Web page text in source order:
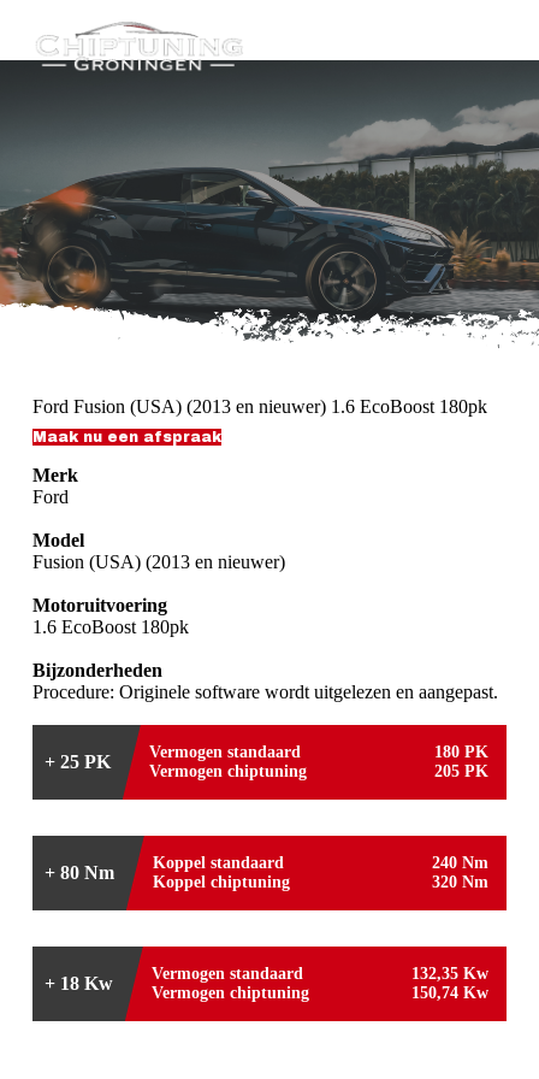
n
i
n
h
u
d
Ford Fusion (USA) (2013 en nieuwer) 1.6 EcoBoost 180pk
Maak nu een afspraak
Merk
Ford
Model
Fusion (USA) (2013 en nieuwer)
Motoruitvoering
1.6 EcoBoost 180pk
Bijzonderheden
Procedure: Originele software wordt uitgelezen en aangepast.
+ 25 PK Vermogen standaard
180 PK
Vermogen chiptuning
205 PK
+ 80 Nm Koppel standaard
240 Nm
Koppel chiptuning
320 Nm
+ 18 Kw Vermogen standaard
132,35 Kw
Vermogen chiptuning
150,74 Kw